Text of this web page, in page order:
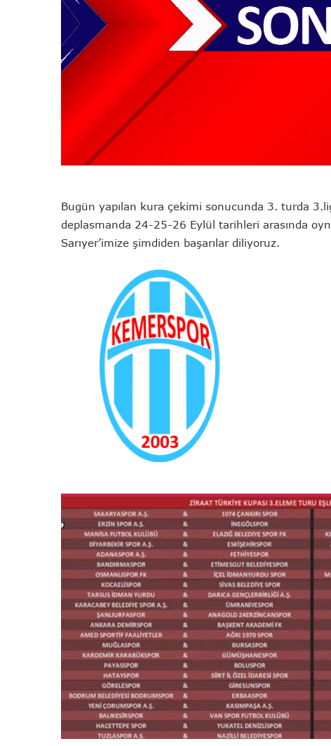
Bugün yapılan kura çekimi sonucunda 3. turda
deplasmanda 24-25-26 Eylül tarihleri arasında
Sarıyer’imize şimdiden başarılar diliyoruz.